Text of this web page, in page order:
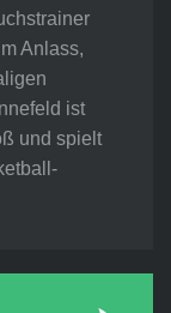
Anlass,
ist
und spielt